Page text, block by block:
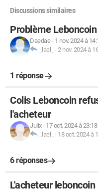
Discussions similaires
Problème
Daedae- 1 nov. 2024 à
_lael_ -2 nov. 2024 à
1 réponse
Colis Leboncoin
l'acheteur
Julix- 17 oct. 2024 à 23:18
_lael_ - 18 oct. 2024 à
6 réponses
L'acheteur